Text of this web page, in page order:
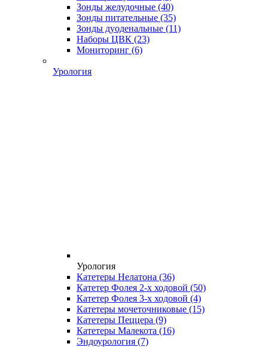
Зонды желудочные (40)
Зонды питательные (35)
Зонды дуоденальные (11)
Наборы ЦВК (23)
Мониторинг (6)
Урология
Урология
Катетеры Нелатона (36)
Катетер Фолея 2-х ходовой (50)
Катетер Фолея 3-х ходовой (4)
Катетеры мочеточниковые (15)
Катетеры Пеццера (9)
Катетеры Малекота (16)
Эндоурология (7)